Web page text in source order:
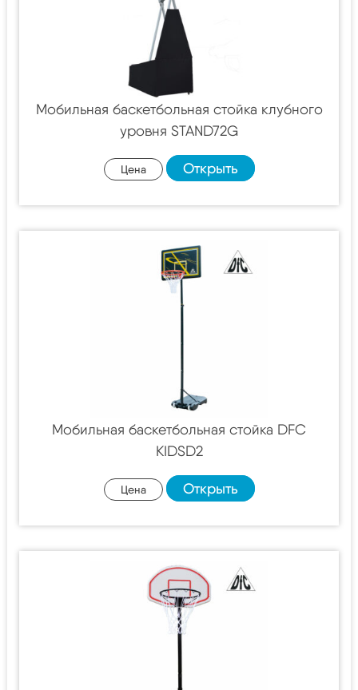
Мобильная баскетбольная стойка клубного
уровня STAND72G
Цена Открыть
Мобильная баскетбольная стойка DFC
KIDSD2
Цена Открыть